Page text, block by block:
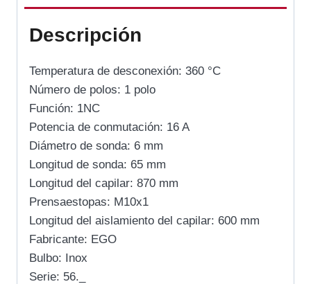
Descripción
Temperatura de desconexión: 360 °C
Número de polos: 1 polo
Función: 1NC
Potencia de conmutación: 16 A
Diámetro de sonda: 6 mm
Longitud de sonda: 65 mm
Longitud del capilar: 870 mm
Prensaestopas: M10x1
Longitud del aislamiento del capilar: 600 mm
Fabricante: EGO
Bulbo: Inox
Serie: 56._